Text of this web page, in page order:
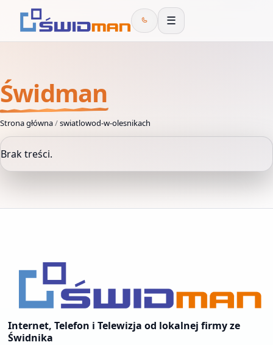
☰
Świdman
Strona główna/swiatlowod-w-olesnikach
Brak treści.
Internet, Telefon i Telewizja od lokalnej firmy ze
Świdnika